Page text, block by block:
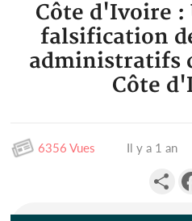
Côte d'Ivoire :
falsification
administratifs
Côte
6356 Vues Il y a 1 an